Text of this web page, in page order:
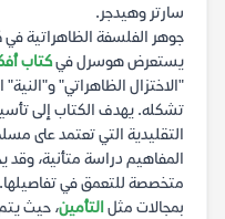
سارتر وهيدجر.
جوهر الفلسفة الظاهراتية
يستعرض هوسرل فيكتاب
"الاختزال الظاهراتي"
تشكله. يهدف الكتاب إلى
التقليدية التي تعتمد على
المفاهيم دراسة متأنية، وقد
متخصصة للتعمق في
بمجالات مثلالتأمين، حيث يتم